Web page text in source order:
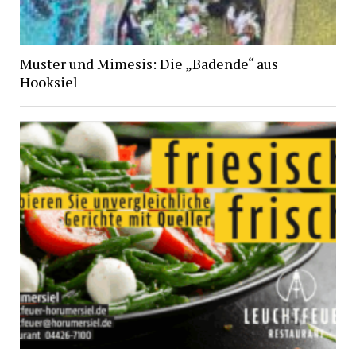
Muster und Mimesis: Die „Badende“ aus
Hooksiel